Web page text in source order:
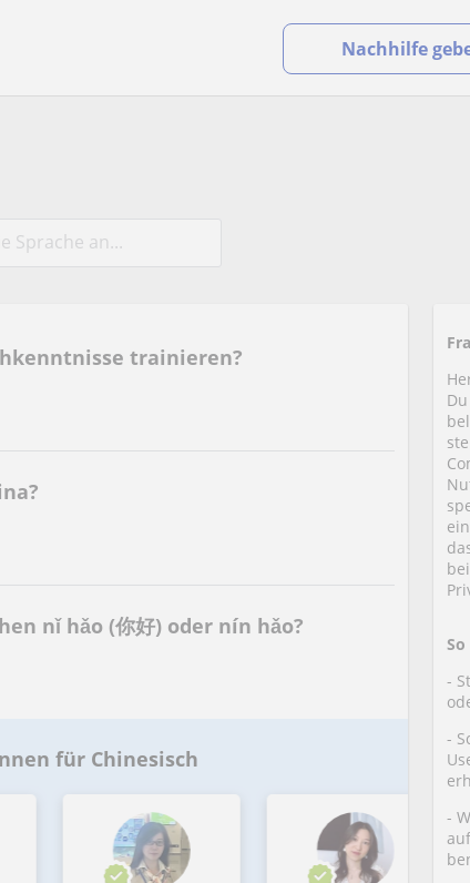
Nachhilfe
trainieren?
nǐ hǎo (你好) oder nín hǎo?
für Chinesisch
-
-
-